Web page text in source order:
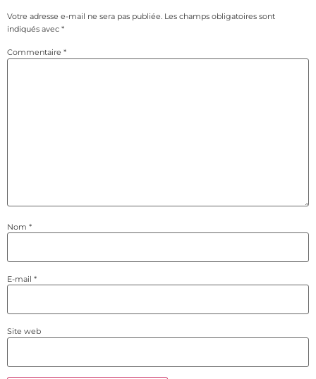
Votre adresse e-mail ne sera pas publiée. Les champs obligatoires sont
indiqués avec *
Commentaire *
Nom *
E-mail *
Site web